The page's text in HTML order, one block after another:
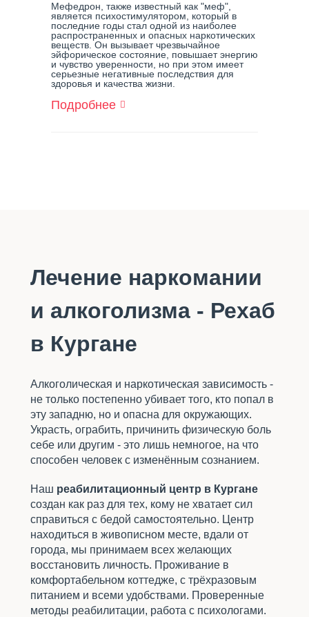
Семьи
Мефедрон, также известный как "меф",
является психостимулятором, который в
последние годы стал одной из наиболее
распространенных и опасных наркотических
веществ. Он вызывает чрезвычайное
эйфорическое состояние, повышает энергию
и чувство уверенности, но при этом имеет
серьезные негативные последствия для
здоровья и качества жизни.
Подробнее О
Лечение наркомании
и алкоголизма - Рехаб
в Кургане
Алкоголическая и наркотическая зависимость -
не только постепенно убивает того, кто попал в
эту западню, но и опасна для окружающих.
Украсть, ограбить, причинить физическую боль
себе или другим - это лишь немногое, на что
способен человек с изменённым сознанием.
Наш реабилитационный центр в Кургане
создан как раз для тех, кому не хватает сил
справиться с бедой самостоятельно. Центр
находиться в живописном месте, вдали от
города, мы принимаем всех желающих
восстановить личность. Проживание в
комфортабельном коттедже, с трёхразовым
питанием и всеми удобствами. Проверенные
методы реабилитации, работа с психологами.